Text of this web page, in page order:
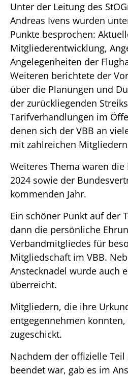
Unter der Leitung des
Andreas Ivens wurden
Punkte besprochen:
Mitgliederentwicklung,
Angelegenheiten der
Weiteren berichtete der
über die Planungen und
der zurückliegenden
Tarifverhandlungen im
denen sich der VBB an
mit zahlreichen
Weiteres Thema waren
2024 sowie der
kommenden Jahr.
Ein schöner Punkt auf der
dann die persönliche
Verbandmitgliedes für
Mitgliedschaft im VBB.
Anstecknadel wurde auch
überreicht.
Mitgliedern, die ihre
entgegennehmen
zugeschickt.
Nachdem der offizielle
beendet war, gab es im